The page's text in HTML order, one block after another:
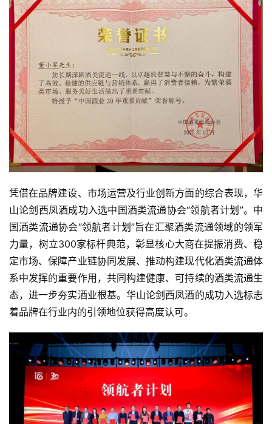
凭借在品牌建设、市场运营及行业创新方面的综合表现，华
山论剑西凤酒成功入选中国酒类流通协会“领航者计划”。中
国酒类流通协会“领航者计划”旨在汇聚酒类流通领域的领军
力量，树立300家标杆典范，彰显核心大商在提振消费、稳
定市场、保障产业链协同发展、推动构建现代化酒类流通体
系中发挥的重要作用，共同构建健康、可持续的酒类流通生
态，进一步夯实酒业根基。华山论剑西凤酒的成功入选标志
着品牌在行业内的引领地位获得高度认可。